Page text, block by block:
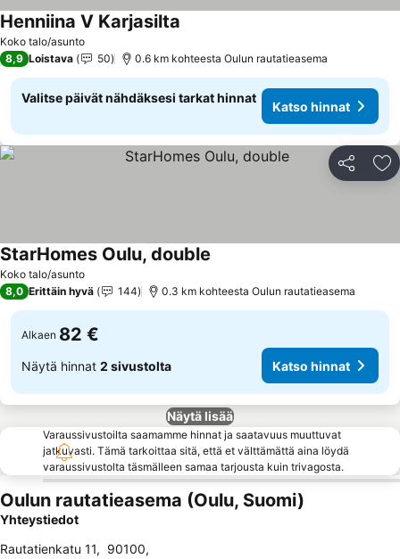
Koko talo/asunto
Henniina V Karjasilta
8,9 Loistava 50 0.6 km kohteesta Oulun rautatieasema
Valitse päivät nähdäksesi tarkat hinnat
Katso hinnat
Jaa
Koko talo/asunto
StarHomes Oulu, double
8,0 Erittäin hyvä 144 0.3 km kohteesta Oulun rautatieasema
Alkaen 82 €
Näytä hinnat 2 sivustolta Katso hinnat
Näytä lisää
Varaussivustoilta saamamme hinnat ja saatavuus muuttuvat
jatkuvasti. Tämä tarkoittaa sitä, että et välttämättä aina löydä
varaussivustolta täsmälleen samaa tarjousta kuin trivagosta.
Oulun rautatieasema (Oulu, Suomi)
Yhteystiedot
Rautatienkatu 11, 90100,